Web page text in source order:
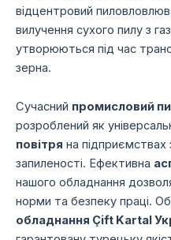
відцентровий
вилучення сухого пилу з
утворюються під час
зерна.
Сучасний промисловий
розроблений як
повітря на підприємствах
запиленості. Ефективна
нашого обладнання
норми та безпеку праці.
обладнання Çift Kartal